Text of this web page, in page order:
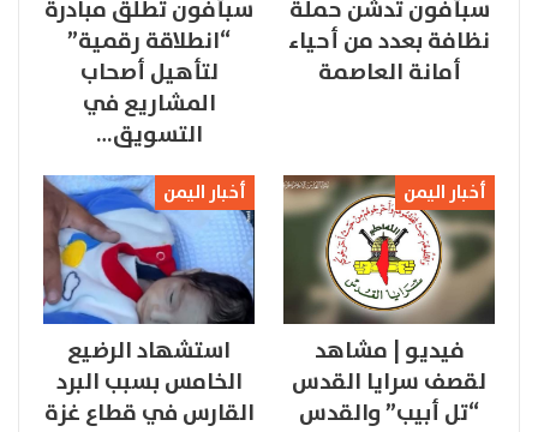
سبأفون تدشن حملة
نظافة بعدد من أحياء
أمانة العاصمة
سبأفون تطلق مبادرة
“انطلاقة رقمية”
لتأهيل أصحاب
المشاريع في
التسويق…
أخبار اليمن
فيديو | مشاهد
لقصف سرايا القدس
“تل أبيب” والقدس
أخبار اليمن
استشهاد الرضيع
الخامس بسبب البرد
القارس في قطاع غزة